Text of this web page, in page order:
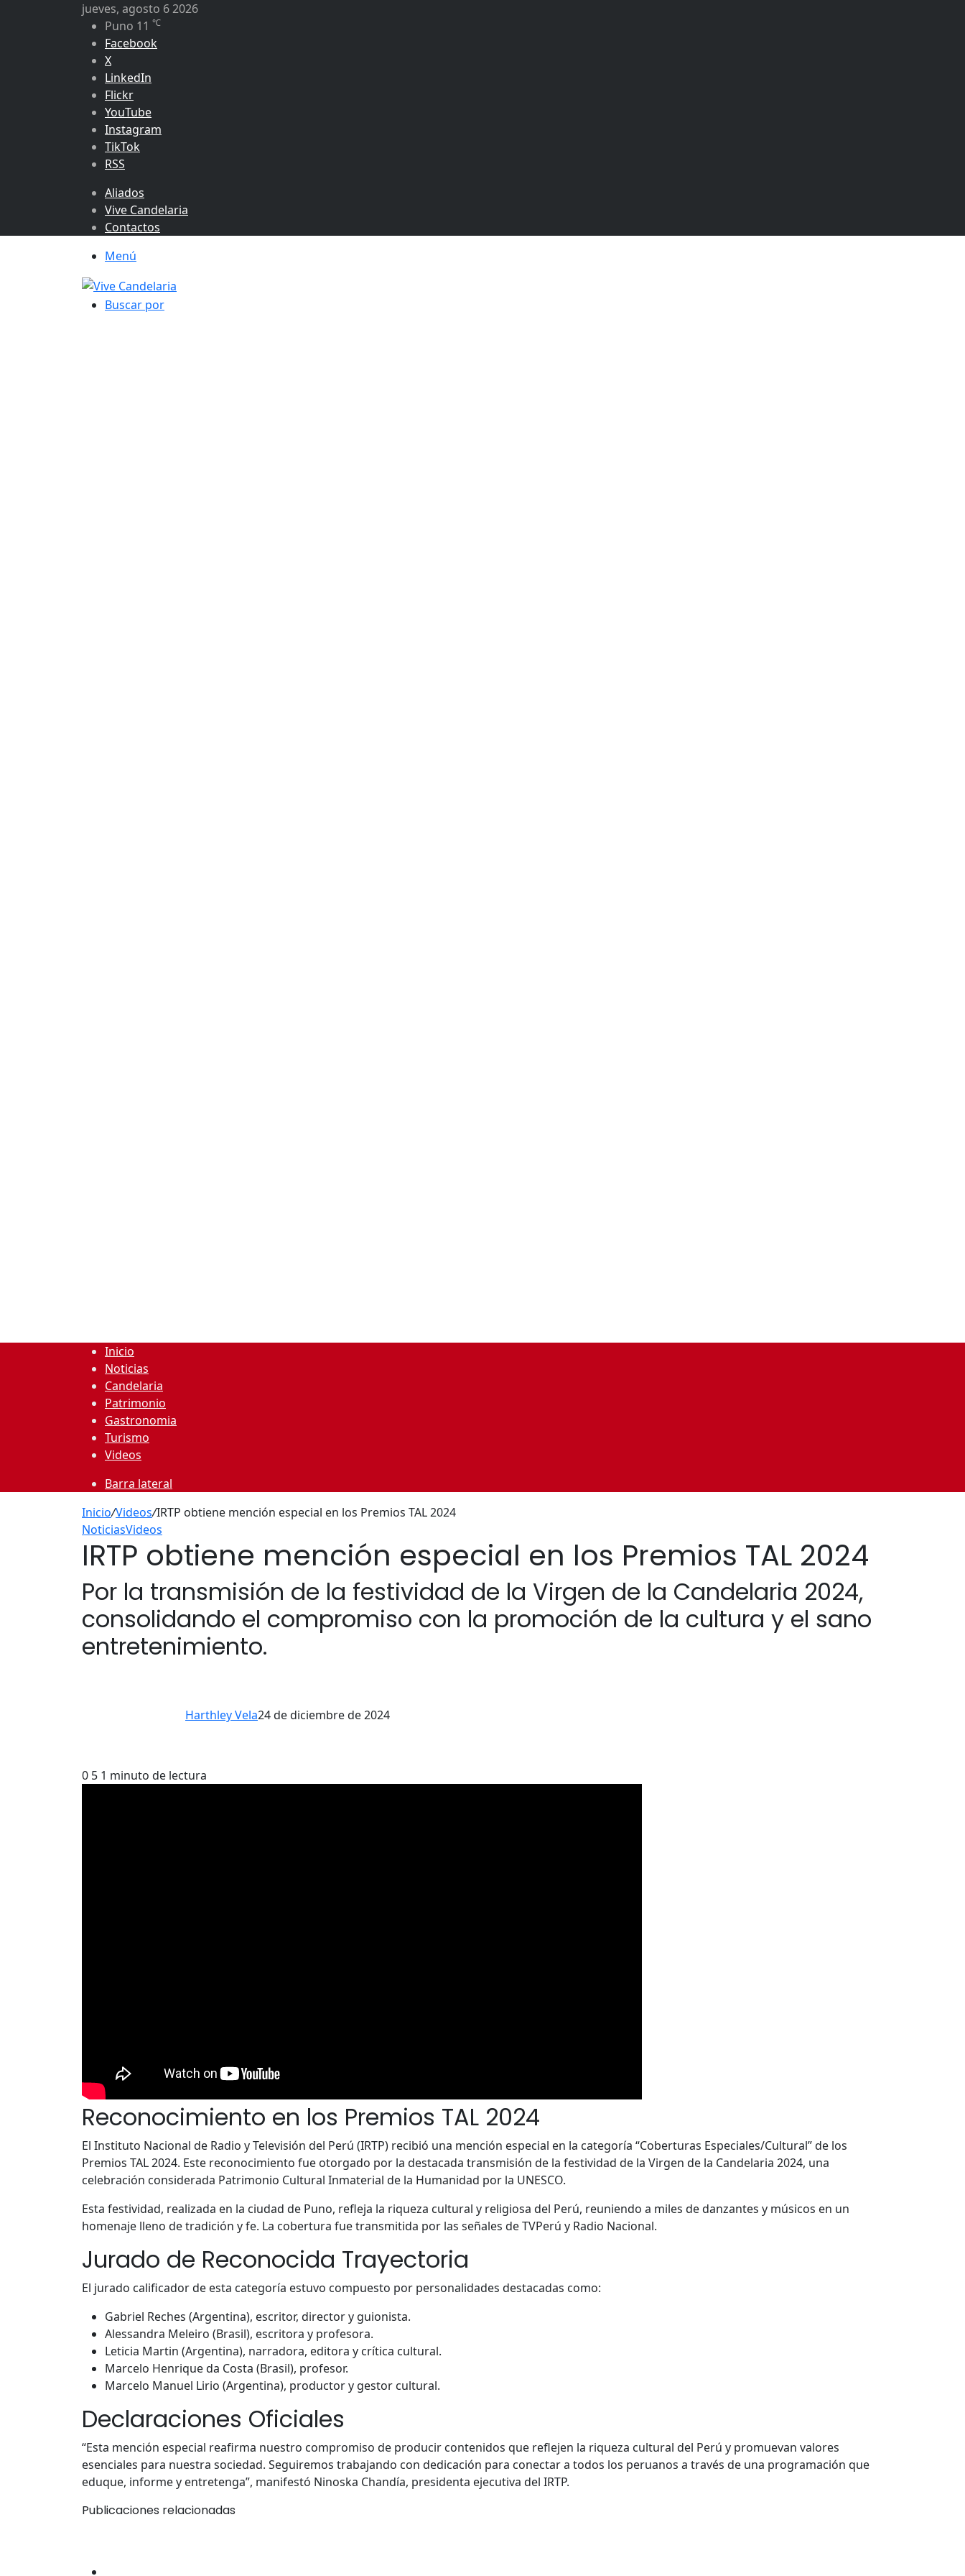
jueves, agosto 6 2026
Puno 11 ℃
Facebook
X
LinkedIn
Flickr
YouTube
Instagram
TikTok
RSS
Aliados
Vive Candelaria
Contactos
Menú
Buscar por
Inicio
Noticias
Candelaria
Patrimonio
Gastronomia
Turismo
Videos
Barra lateral
Inicio/Videos/IRTP obtiene mención especial en los Premios TAL 2024
NoticiasVideos
IRTP obtiene mención especial en los Premios TAL 2024
Por la transmisión de la festividad de la Virgen de la Candelaria 2024,
consolidando el compromiso con la promoción de la cultura y el sano
entretenimiento.
Harthley Vela24 de diciembre de 2024
0 5 1 minuto de lectura
Reconocimiento en los Premios TAL 2024
El Instituto Nacional de Radio y Televisión del Perú (IRTP) recibió una mención especial en la categoría “Coberturas Especiales/Cultural” de los
Premios TAL 2024. Este reconocimiento fue otorgado por la destacada transmisión de la festividad de la Virgen de la Candelaria 2024, una
celebración considerada Patrimonio Cultural Inmaterial de la Humanidad por la UNESCO.
Esta festividad, realizada en la ciudad de Puno, refleja la riqueza cultural y religiosa del Perú, reuniendo a miles de danzantes y músicos en un
homenaje lleno de tradición y fe. La cobertura fue transmitida por las señales de TVPerú y Radio Nacional.
Jurado de Reconocida Trayectoria
El jurado calificador de esta categoría estuvo compuesto por personalidades destacadas como:
Gabriel Reches (Argentina), escritor, director y guionista.
Alessandra Meleiro (Brasil), escritora y profesora.
Leticia Martin (Argentina), narradora, editora y crítica cultural.
Marcelo Henrique da Costa (Brasil), profesor.
Marcelo Manuel Lirio (Argentina), productor y gestor cultural.
Declaraciones Oficiales
“Esta mención especial reafirma nuestro compromiso de producir contenidos que reflejen la riqueza cultural del Perú y promuevan valores
esenciales para nuestra sociedad. Seguiremos trabajando con dedicación para conectar a todos los peruanos a través de una programación que
eduque, informe y entretenga”, manifestó Ninoska Chandía, presidenta ejecutiva del IRTP.
Publicaciones relacionadas